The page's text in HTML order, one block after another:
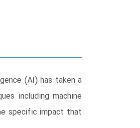
(AI) has taken a
including machine
specific impact that